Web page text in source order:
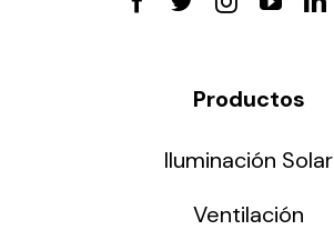
Productos
Iluminación Solar
Ventilación